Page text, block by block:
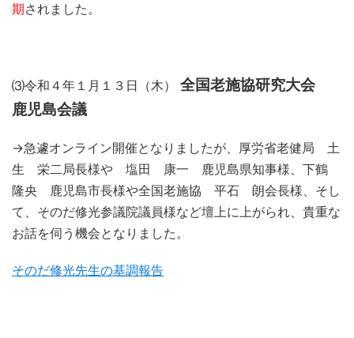
期されました。
⑶令和４年１月１３日（木）
全国老施協研究大会
鹿児島会議
→急遽オンライン開催となりましたが、厚労省老健局 土
生 栄二局長様や 塩田 康一 鹿児島県知事様、下鶴
隆央 鹿児島市長様や全国老施協 平石 朗会長様、そし
て、そのだ修光参議院議員様など壇上に上がられ、貴重な
お話を伺う機会となりました。
そのだ修光先生の基調報告